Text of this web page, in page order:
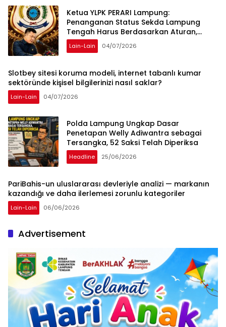
Ketua YLPK PERARI Lampung:
Penanganan Status Sekda Lampung
Tengah Harus Berdasarkan Aturan,
Bukan Tekanan Opini
Lain-Lain 04/07/2026
Slotbey sitesi koruma modeli, internet tabanlı kumar
sektöründe kişisel bilgilerinizi nasıl saklar?
Lain-Lain 04/07/2026
Polda Lampung Ungkap Dasar
Penetapan Welly Adiwantra sebagai
Tersangka, 52 Saksi Telah Diperiksa
Headline 25/06/2026
PariBahis-un uluslararası devleriyle analizi — markanın
kazandığı ve daha ilerlemesi zorunlu kategoriler
Lain-Lain 06/06/2026
Advertisement